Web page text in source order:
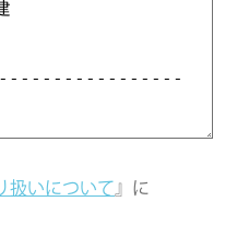
扱いについて 』に